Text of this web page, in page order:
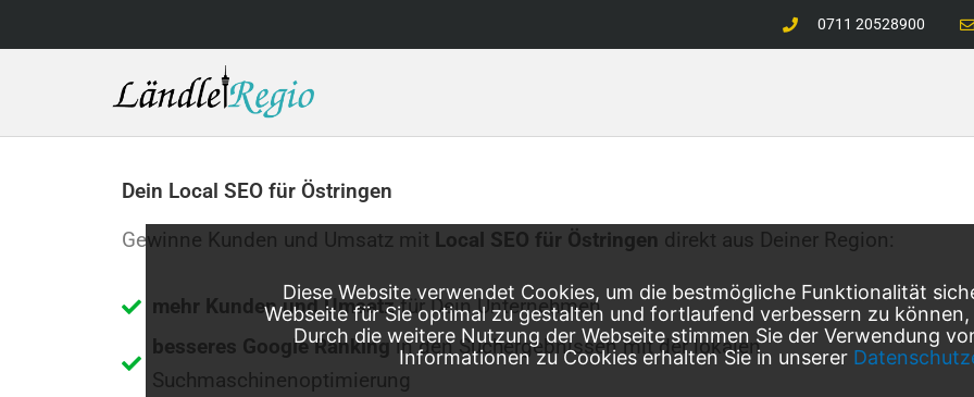
to
0711 20528900
Dein Local SEO für Östringen
Gewinne Kunden und Umsatz mit Local SEO für Östringen direkt aus Deiner Region:
mehr Kunden und Umsatzfür Dein Unternehmen
besseres Google Rankingin den Suchergebnissen mit der lokalen
Suchmaschinenoptimierung
Diese Website verwendet Cookies, um die bestmögliche Funktionalität
Webseite für Sie optimal zu gestalten und fortlaufend verbessern zu
Durch die weitere Nutzung der Webseite stimmen Sie der Verwendung
Informationen zu Cookies erhalten Sie in unserer